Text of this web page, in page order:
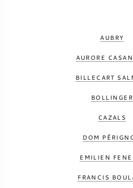
AUBRY
AURORE
BILLECART
BOLLINGER
CAZALS
DOM
EMILIEN
FRANCIS